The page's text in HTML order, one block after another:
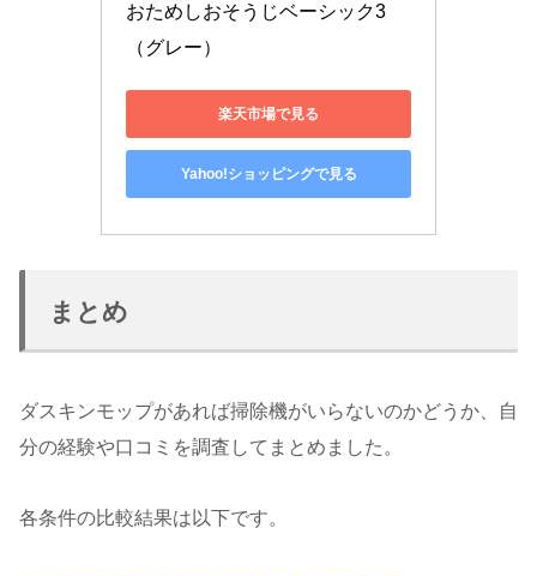
おためしおそうじベーシック3
（グレー）
楽天市場で見る
Yahoo!ショッピングで見る
まとめ
ダスキンモップがあれば掃除機がいらないのかどうか、自
分の経験や口コミを調査してまとめました。
各条件の比較結果は以下です。